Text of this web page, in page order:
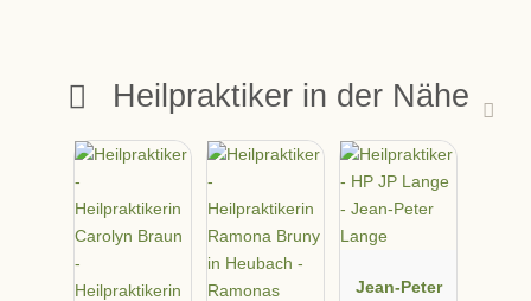
Heilpraktiker in der Nähe
Jean-Peter